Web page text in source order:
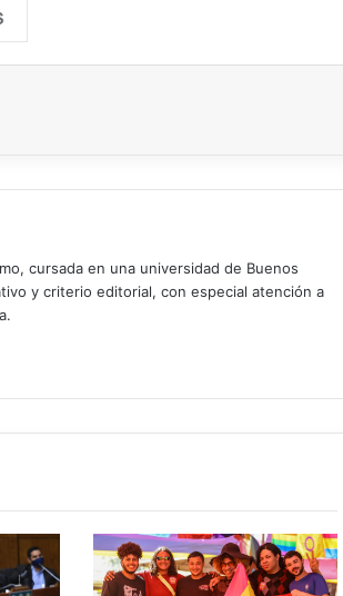
cursada en una universidad de Buenos
y criterio editorial, con especial atención a